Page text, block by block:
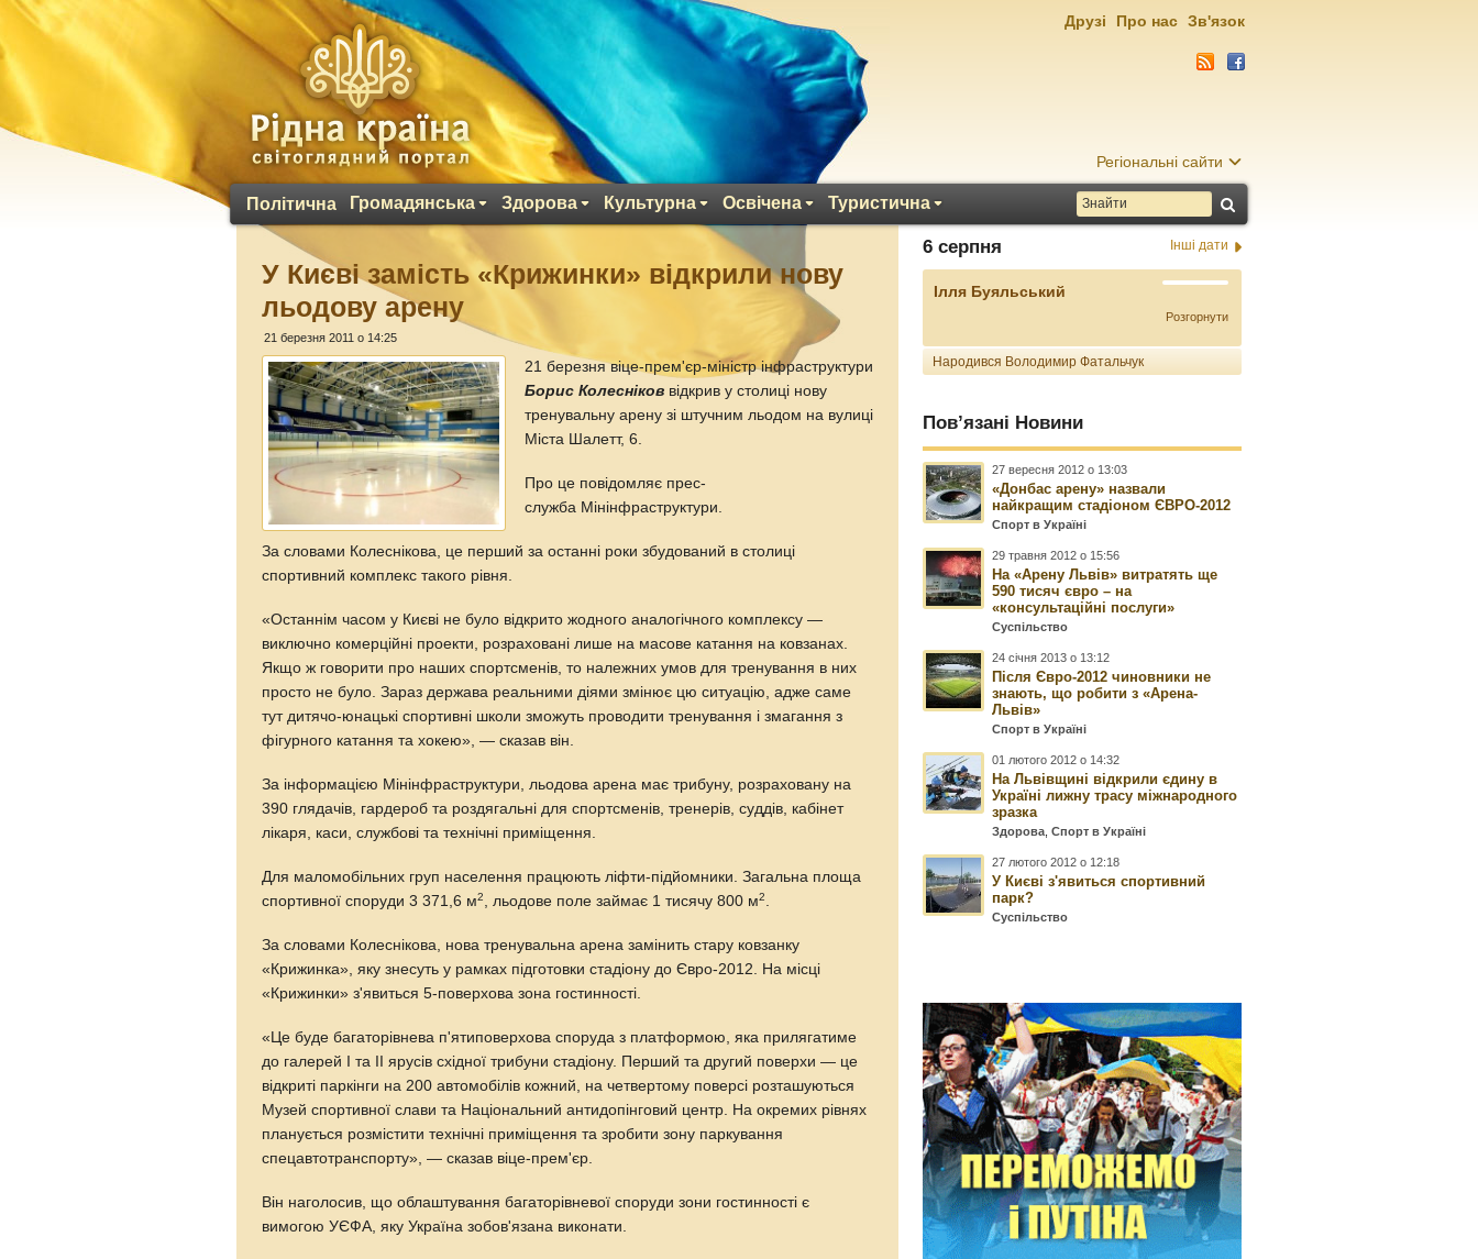
Регіональні сайти
Політична Громадянська Здорова Культурна Освічена Туристична
Друзі Про нас Зв'язок
У Києві замість «Крижинки» відкрили нову
льодову арену
21 березня 2011 о 14:25
21 березня віце-прем'єр-міністр інфраструктури
Борис Колесніков відкрив у столиці нову
тренувальну арену зі штучним льодом на вулиці
Міста Шалетт, 6.
Про це повідомляє прес-
служба Мінінфраструктури.
За словами Колеснікова, це перший за останні роки збудований в столиці
спортивний комплекс такого рівня.
«Останнім часом у Києві не було відкрито жодного аналогічного комплексу —
виключно комерційні проекти, розраховані лише на масове катання на ковзанах.
Якщо ж говорити про наших спортсменів, то належних умов для тренування в них
просто не було. Зараз держава реальними діями змінює цю ситуацію, адже саме
тут дитячо-юнацькі спортивні школи зможуть проводити тренування і змагання з
фігурного катання та хокею», — сказав він.
За інформацією Мінінфраструктури, льодова арена має трибуну, розраховану на
390 глядачів, гардероб та роздягальні для спортсменів, тренерів, суддів, кабінет
лікаря, каси, службові та технічні приміщення.
Для маломобільних груп населення працюють ліфти-підйомники. Загальна площа
спортивної споруди 3 371,6 м2 , льодове поле займає 1 тисячу 800 м2
За словами Колеснікова, нова тренувальна арена замінить стару ковзанку
«Крижинка», яку знесуть у рамках підготовки стадіону до Євро-2012. На місці
«Крижинки» з'явиться 5-поверхова зона гостинності.
«Це буде багаторівнева п'ятиповерхова споруда з платформою, яка прилягатиме
до галерей І та ІІ ярусів східної трибуни стадіону. Перший та другий поверхи — це
відкриті паркінги на 200 автомобілів кожний, на четвертому поверсі розташуються
Музей спортивної слави та Національний антидопінговий центр. На окремих рівнях
планується розмістити технічні приміщення та зробити зону паркування
спецавтотранспорту», — сказав віце-прем'єр.
Він наголосив, що облаштування багаторівневої споруди зони гостинності є
вимогою УЄФА, яку Україна зобов'язана виконати.
6 серпня Інші дати
Ілля Буяльський
Розгорнути
Народився Володимир Фатальчук
Пов’язані Новини
27 вересня 2012 о 13:03
«Донбас арену» назвали
найкращим стадіоном ЄВРО-2012
Спорт в Україні
29 травня 2012 о 15:56
На «Арену Львів» витратять ще
590 тисяч євро – на
«консультаційні послуги»
Суспільство
24 січня 2013 о 13:12
Після Євро-2012 чиновники не
знають, що робити з «Арена-
Львів»
Спорт в Україні
01 лютого 2012 о 14:32
На Львівщині відкрили єдину в
Україні лижну трасу міжнародного
зразка
Здорова ,Спорт в Україні
27 лютого 2012 о 12:18
У Києві з'явиться спортивний
парк?
Суспільство